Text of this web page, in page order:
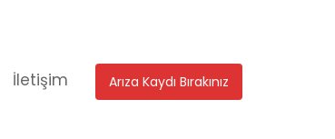
Arıza Kaydı Bırakınız
İletişim